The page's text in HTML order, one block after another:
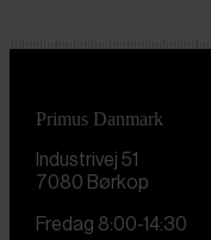
Primus Danmark
Industrivej 51
7080 Børkop
Fredag 8:00-14:30